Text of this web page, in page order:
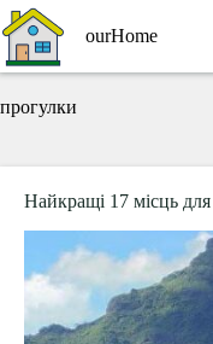
Перейти
до
вмісту
ourHome
прогулки
Найкращі 17 місць